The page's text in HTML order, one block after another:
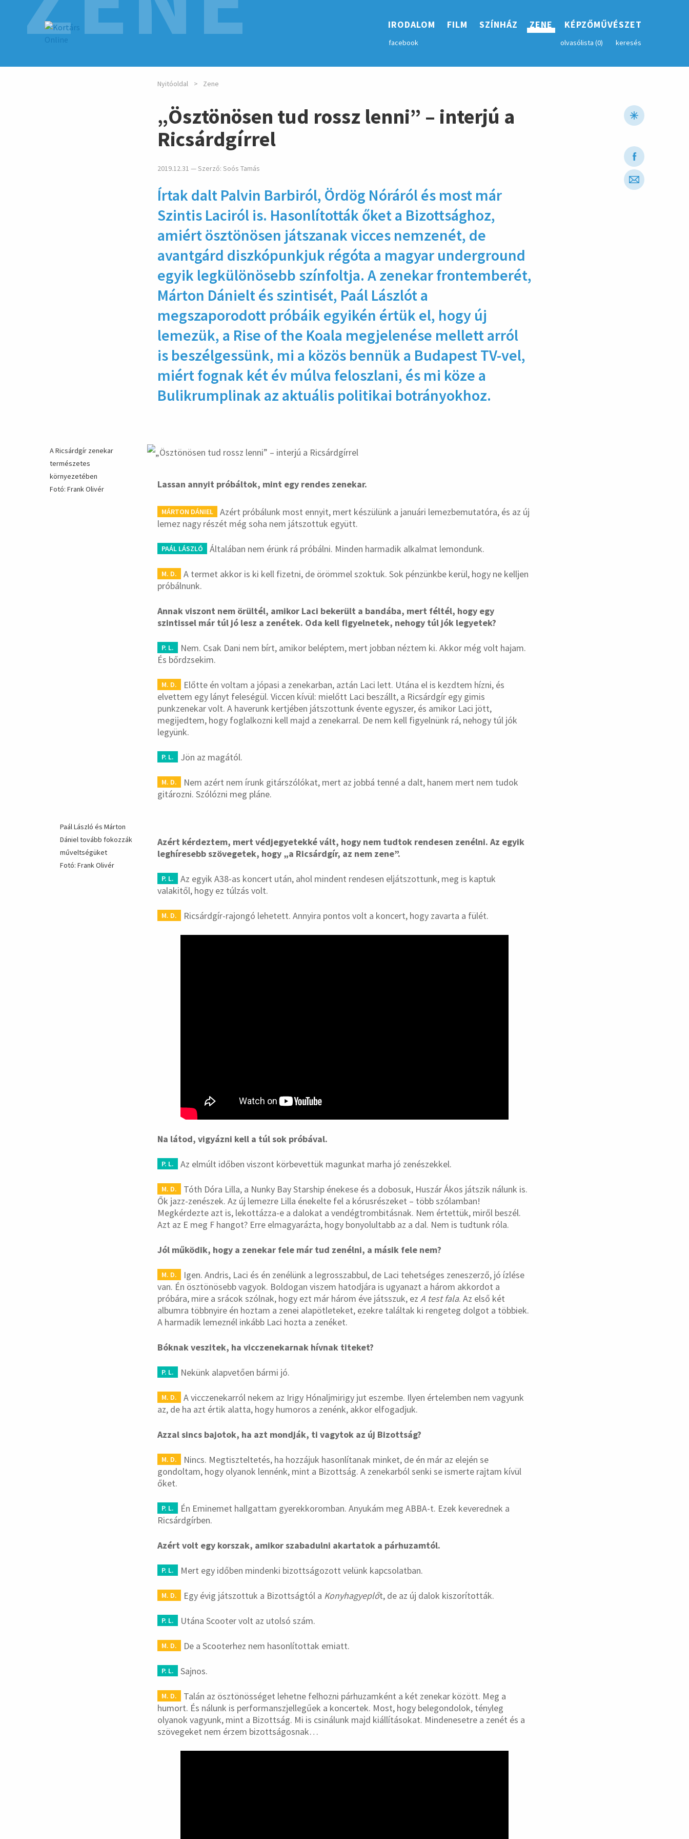
IRODALOM FILM SZÍNHÁZ ZENE KÉPZŐMŰVÉSZET
facebook olvasólista (0) keresés
Nyitóoldal Zene
„Ösztönösen tud rossz lenni” – interjú a
Ricsárdgírrel
2019.12.31 — Szerző: Soós Tamás
Írtak dalt Palvin Barbiról, Ördög Nóráról és most már
Szintis Laciról is. Hasonlították őket a Bizottsághoz,
amiért ösztönösen játszanak vicces nemzenét, de
avantgárd diszkópunkjuk régóta a magyar underground
egyik legkülönösebb színfoltja. A zenekar frontemberét,
Márton Dánielt és szintisét, Paál Lászlót a
megszaporodott próbáik egyikén értük el, hogy új
lemezük, a Rise of the Koala megjelenése mellett arról
is beszélgessünk, mi a közös bennük a Budapest TV-vel,
miért fognak két év múlva feloszlani, és mi köze a
Bulikrumplinak az aktuális politikai botrányokhoz.
hirdetés
A Ricsárdgír zenekar
természetes
környezetében
Fotó: Frank Olivér
Lassan annyit próbáltok, mint egy rendes zenekar.
MÁRTON DÁNIEL
Azért próbálunk most ennyit, mert készülünk a januári lemezbemutatóra, és az új
lemez nagy részét még soha nem játszottuk együtt.
PAÁL LÁSZLÓ Általában nem érünk rá próbálni. Minden harmadik alkalmat lemondunk.
M. D.
A termet akkor is ki kell fizetni, de örömmel szoktuk. Sok pénzünkbe kerül, hogy ne kelljen
próbálnunk.
Annak viszont nem örültél, amikor Laci bekerült a bandába, mert féltél, hogy egy
szintissel már túl jó lesz a zenétek. Oda kell figyelnetek, nehogy túl jók legyetek?
P. L.
Nem. Csak Dani nem bírt, amikor beléptem, mert jobban néztem ki. Akkor még volt hajam.
És bőrdzsekim.
M. D.
Előtte én voltam a jópasi a zenekarban, aztán Laci lett. Utána el is kezdtem hízni, és
elvettem egy lányt feleségül. Viccen kívül: mielőtt Laci beszállt, a Ricsárdgír egy gimis
punkzenekar volt. A haverunk kertjében játszottunk évente egyszer, és amikor Laci jött,
megijedtem, hogy foglalkozni kell majd a zenekarral. De nem kell figyelnünk rá, nehogy túl jók
legyünk.
P. L. Jön az magától.
M. D.
Nem azért nem írunk gitárszólókat, mert az jobbá tenné a dalt, hanem mert nem tudok
gitározni. Szólózni meg pláne.
Paál László és Márton
Dániel tovább fokozzák
műveltségüket
Fotó: Frank Olivér
Azért kérdeztem, mert védjegyetekké vált, hogy nem tudtok rendesen zenélni. Az egyik
leghíresebb szövegetek, hogy „a Ricsárdgír, az nem zene”.
P. L.
Az egyik A38-as koncert után, ahol mindent rendesen eljátszottunk, meg is kaptuk
valakitől, hogy ez túlzás volt.
M. D. Ricsárdgír-rajongó lehetett. Annyira pontos volt a koncert, hogy zavarta a fülét.
Na látod, vigyázni kell a túl sok próbával.
P. L. Az elmúlt időben viszont körbevettük magunkat marha jó zenészekkel.
M. D.
Tóth Dóra Lilla, a Nunky Bay Starship énekese és a dobosuk, Huszár Ákos játszik nálunk is.
Ők jazz-zenészek. Az új lemezre Lilla énekelte fel a kórusrészeket – több szólamban!
Megkérdezte azt is, lekottázza-e a dalokat a vendégtrombitásnak. Nem értettük, miről beszél.
Azt az E meg F hangot? Erre elmagyarázta, hogy bonyolultabb az a dal. Nem is tudtunk róla.
Jól működik, hogy a zenekar fele már tud zenélni, a másik fele nem?
M. D.
Igen. Andris, Laci és én zenélünk a legrosszabbul, de Laci tehetséges zeneszerző, jó ízlése
van. Én ösztönösebb vagyok. Boldogan viszem hatodjára is ugyanazt a három akkordot a
próbára, mire a srácok szólnak, hogy ezt már három éve játsszuk, ez A test fala. Az első két
albumra többnyire én hoztam a zenei alapötleteket, ezekre találtak ki rengeteg dolgot a többiek.
A harmadik lemeznél inkább Laci hozta a zenéket.
Bóknak veszitek, ha vicczenekarnak hívnak titeket?
P. L. Nekünk alapvetően bármi jó.
M. D.
A vicczenekarról nekem az Irigy Hónaljmirigy jut eszembe. Ilyen értelemben nem vagyunk
az, de ha azt értik alatta, hogy humoros a zenénk, akkor elfogadjuk.
Azzal sincs bajotok, ha azt mondják, ti vagytok az új Bizottság?
M. D.
Nincs. Megtiszteltetés, ha hozzájuk hasonlítanak minket, de én már az elején se
gondoltam, hogy olyanok lennénk, mint a Bizottság. A zenekarból senki se ismerte rajtam kívül
őket.
P. L.
Én Eminemet hallgattam gyerekkoromban. Anyukám meg ABBA-t. Ezek keverednek a
Ricsárdgírben.
Azért volt egy korszak, amikor szabadulni akartatok a párhuzamtól.
P. L. Mert egy időben mindenki bizottságozott velünk kapcsolatban.
M. D. Egy évig játszottuk a Bizottságtól a Konyhagyeplőt, de az új dalok kiszorították.
P. L. Utána Scooter volt az utolsó szám.
M. D. De a Scooterhez nem hasonlítottak emiatt.
P. L. Sajnos.
M. D.
Talán az ösztönösséget lehetne felhozni párhuzamként a két zenekar között. Meg a
humort. És nálunk is performanszjellegűek a koncertek. Most, hogy belegondolok, tényleg
olyanok vagyunk, mint a Bizottság. Mi is csinálunk majd kiállításokat. Mindenesetre a zenét és a
szövegeket nem érzem bizottságosnak…